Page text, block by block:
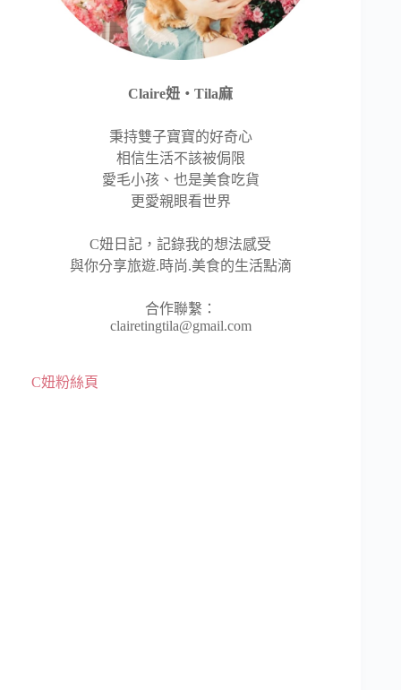
Claire妞‧Tila麻
秉持雙子寶寶的好奇心
相信生活不該被侷限
愛毛小孩、也是美食吃貨
更愛親眼看世界
C妞日記，記錄我的想法感受
與你分享旅遊.時尚.美食的生活點滴
合作聯繫：
clairetingtila@gmail.com
C妞粉絲頁